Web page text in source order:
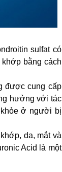
sulfat có
khớp bằng cách
được cung cấp
hưởng với tác
ở người bị
da, mắt và
Acid là một